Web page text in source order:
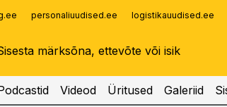
personaliuudised.ee logistikauudised.ee
Infopank
Videod Üritused Galeriid